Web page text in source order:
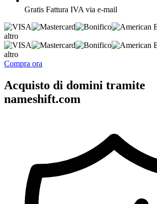
Gratis Fattura IVA via e-mail
altro
altro
Compra ora
Acquisto di domini tramite
nameshift.com